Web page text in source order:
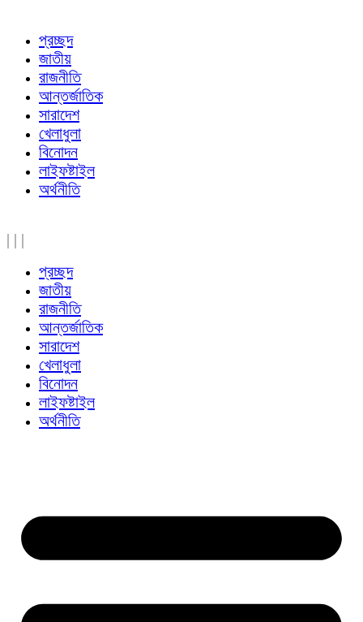
প্রচ্ছদ
জাতীয়
রাজনীতি
আন্তর্জাতিক
সারাদেশ
খেলাধুলা
বিনোদন
লাইফষ্টাইল
অর্থনীতি
| | |
প্রচ্ছদ
জাতীয়
রাজনীতি
আন্তর্জাতিক
সারাদেশ
খেলাধুলা
বিনোদন
লাইফষ্টাইল
অর্থনীতি